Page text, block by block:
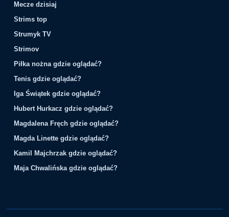
Mecze dzisiaj
Strims top
Strumyk TV
Strimov
Piłka nożna gdzie oglądać?
Tenis gdzie oglądać?
Iga Świątek gdzie oglądać?
Hubert Hurkacz gdzie oglądać?
Magdalena Fręch gdzie oglądać?
Magda Linette gdzie oglądać?
Kamil Majchrzak gdzie oglądać?
Maja Chwalińska gdzie oglądać?